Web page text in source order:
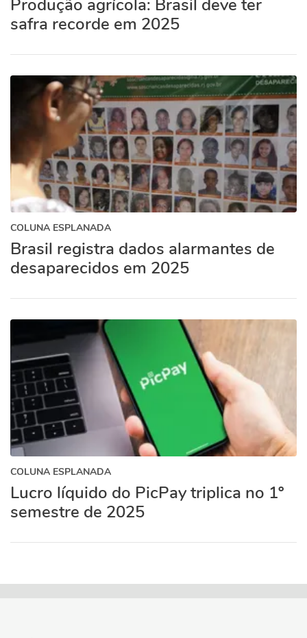
Produção agrícola: Brasil deve ter
safra recorde em 2025
COLUNA ESPLANADA
Brasil registra dados alarmantes de
desaparecidos em 2025
COLUNA ESPLANADA
Lucro líquido do PicPay triplica no 1º
semestre de 2025